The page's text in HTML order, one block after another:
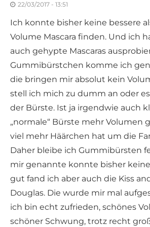
22/03/2017 - 13:51
Ich konnte bisher keine bessere
Volume Mascara finden. Und ich
auch gehypte Mascaras
Gummibürstchen komme ich
die bringen mir absolut kein
stell ich mich zu dumm an oder
der Bürste. Ist ja irgendwie auch
„normale“ Bürste mehr Volumen
viel mehr Häärchen hat um die
Daher bleibe ich Gummibürsten
mir genannte konnte bisher
gut fand ich aber auch die Kiss
Douglas. Die wurde mir mal
ich bin echt zufrieden, schönes
schöner Schwung, trotz recht